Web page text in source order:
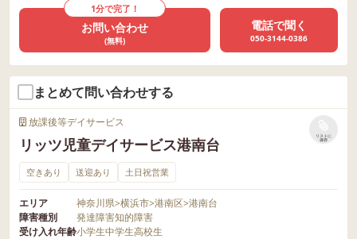
1分で完了！
お問い合わせ
(無料)
電話で聞く
050-3144-0386
まとめて問い合わせする
放課後等デイサービス
リッツ児童デイサービス港南台
リストに
保存
空きあり 送迎あり 土日祝営業
エリア 神奈川県>横浜市>港南区>港南台
障害種別
発達障害知的障害
受け入れ年齢小学生中学生高校生